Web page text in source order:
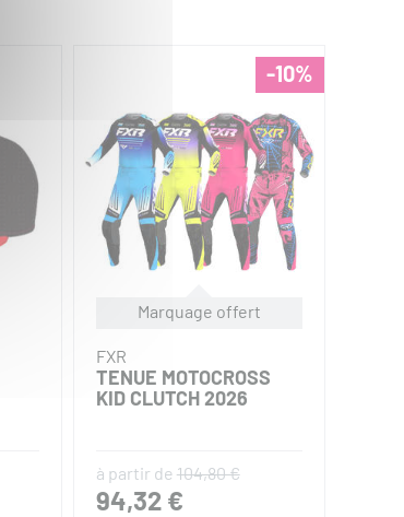
-10%
Marquage offert
FXR
TENUE MOTOCROSS
KID CLUTCH 2026
à partir de 104,80 €
94,32 €